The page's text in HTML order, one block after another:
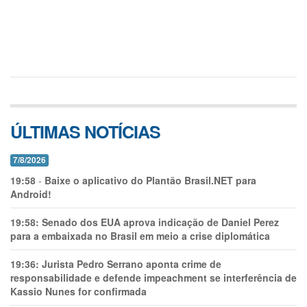
ÚLTIMAS NOTÍCIAS
7/8/2026
19:58 - Baixe o aplicativo do Plantão Brasil.NET para
Android!
19:58: Senado dos EUA aprova indicação de Daniel Perez
para a embaixada no Brasil em meio a crise diplomática
19:36: Jurista Pedro Serrano aponta crime de
responsabilidade e defende impeachment se interferência de
Kassio Nunes for confirmada